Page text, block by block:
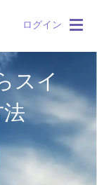
ログイン
スイ